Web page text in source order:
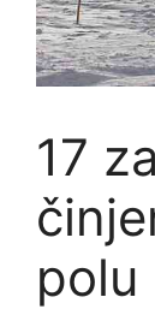
17
polu